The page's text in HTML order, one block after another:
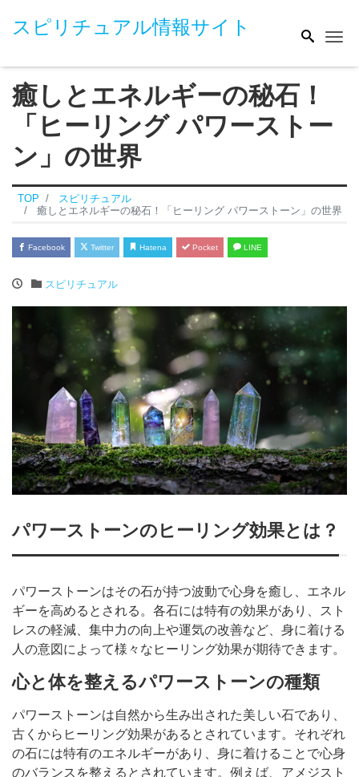
スピリチュアル情報サイト
癒しとエネルギーの秘石！
「ヒーリング パワーストー
ン」の世界
TOP
スピリチュアル
癒しとエネルギーの秘石！「ヒーリング パワーストーン」の世界
Facebook Twitter Hatena Pocket LINE
スピリチュアル
パワーストーンのヒーリング効果とは？
パワーストーンはその石が持つ波動で心身を癒し、エネル
ギーを高めるとされる。各石には特有の効果があり、スト
レスの軽減、集中力の向上や運気の改善など、身に着ける
人の意図によって様々なヒーリング効果が期待できます。
心と体を整えるパワーストーンの種類
パワーストーンは自然から生み出された美しい石であり、
古くからヒーリング効果があるとされています。それぞれ
の石には特有のエネルギーがあり、身に着けることで心身
のバランスを整えるとされています。例えば、アメジスト